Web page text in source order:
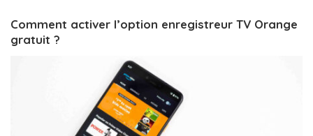
Comment activer l’option enregistreur TV Orange
gratuit ?